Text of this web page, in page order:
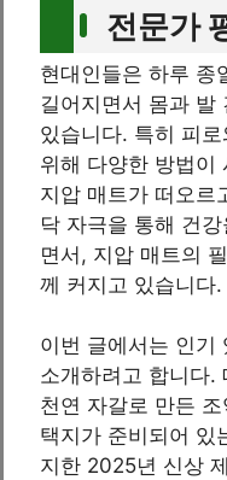
전문가
현대인들은 하루 종
길어지면서 몸과 발
있습니다. 특히 피
위해 다양한 방법이
지압 매트가 떠오르
닥 자극을 통해 건
면서, 지압 매트의
께 커지고 있습니다.
이번 글에서는 인기
소개하려고 합니다.
천연 자갈로 만든
택지가 준비되어 있
지한 2025년 신상